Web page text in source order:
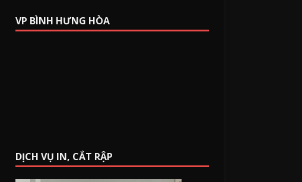
VP BÌNH HƯNG HÒA
DỊCH VỤ IN, CẮT RẬP